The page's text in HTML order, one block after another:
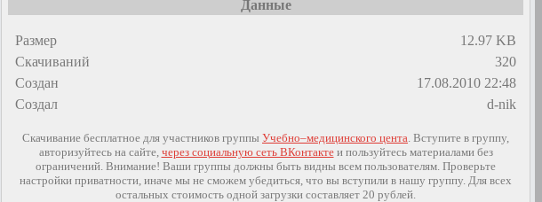
Данные
Размер
12.97 KB
Скачиваний
320
Создан
17.08.2010 22:48
Создал
d-nik
Скачивание бесплатное для участников группы Учебно–медицинского цента . Вступите в группу,
авторизуйтесь на сайте, через социальную сеть ВКонтактеи пользуйтесь материалами без
ограничений. Внимание! Ваши группы должны быть видны всем пользователям. Проверьте
настройки приватности, иначе мы не сможем убедиться, что вы вступили в нашу группу. Для всех
остальных стоимость одной загрузки составляет 20 рублей.